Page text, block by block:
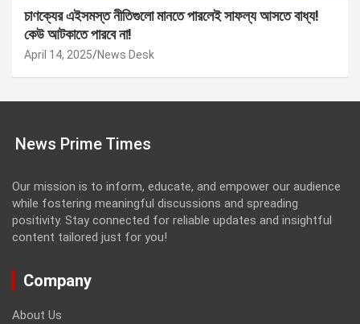
চাণক্যের এইসমস্ত নীতিগুলো মানতে পারলেই সাফল্য আসতে বাধ্য!
কেউ আটকাতে পারবে না!
April 14, 2025 News Desk
News Prime Times
Our mission is to inform, educate, and empower our audience
while fostering meaningful discussions and spreading
positivity. Stay connected for reliable updates and insightful
content tailored just for you!
Company
About Us